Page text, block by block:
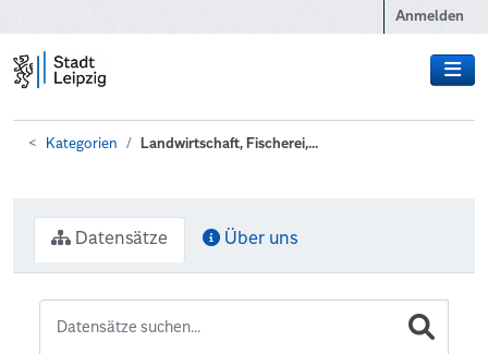
Anmelden
Kategorien Landwirtschaft, Fischerei,...
Datensätze Über uns